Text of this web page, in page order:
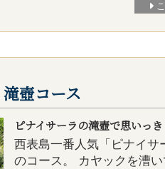
壺コース
ピナイサーラの滝壺で思いっ
西表島一番人気「ピナイサ
のコース。 カヤックを漕